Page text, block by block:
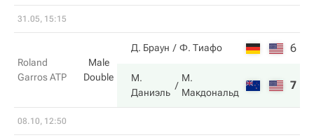
31.05, 15:15
Roland
Garros ATP
Male
Double
Д. Браун Ф. Тиафо 6
М.
Даниэль
М.
Макдональд
7
08.10, 12:50